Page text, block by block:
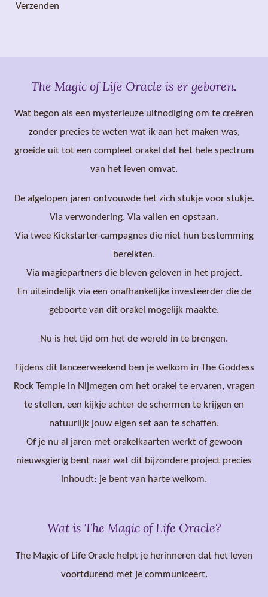
Verzenden
The Magic of Life Oracle is er geboren.
Wat begon als een mysterieuze uitnodiging om te creëren
zonder precies te weten wat ik aan het maken was,
groeide uit tot een compleet orakel dat het hele spectrum
van het leven omvat.
De afgelopen jaren ontvouwde het zich stukje voor stukje.
Via verwondering. Via vallen en opstaan.
Via twee Kickstarter-campagnes die niet hun bestemming
bereikten.
Via magiepartners die bleven geloven in het project.
En uiteindelijk via een onafhankelijke investeerder die de
geboorte van dit orakel mogelijk maakte.
Nu is het tijd om het de wereld in te brengen.
Tijdens dit lanceerweekend ben je welkom in The Goddess
Rock Temple in Nijmegen om het orakel te ervaren, vragen
te stellen, een kijkje achter de schermen te krijgen en
natuurlijk jouw eigen set aan te schaffen.
Of je nu al jaren met orakelkaarten werkt of gewoon
nieuwsgierig bent naar wat dit bijzondere project precies
inhoudt: je bent van harte welkom.
Wat is The Magic of Life Oracle?
The Magic of Life Oracle helpt je herinneren dat het leven
voortdurend met je communiceert.